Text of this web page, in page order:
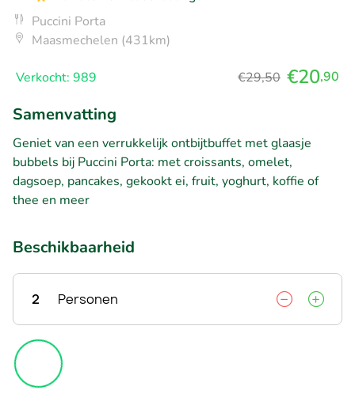
Puccini Porta
Maasmechelen (431km)
Verkocht: 989 €29,50 €20,90
Samenvatting
Geniet van een verrukkelijk ontbijtbuffet met glaasje
bubbels bij Puccini Porta: met croissants, omelet,
dagsoep, pancakes, gekookt ei, fruit, yoghurt, koffie of
thee en meer
Beschikbaarheid
2 Personen